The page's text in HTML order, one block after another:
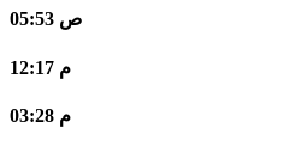
05:53 ص
12:17 م
03:28 م